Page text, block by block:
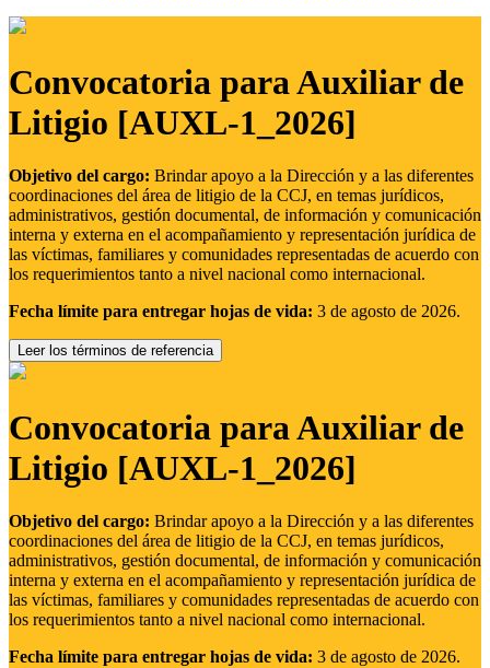
Convocatoria para Auxiliar de
Litigio [AUXL-1_2026]
Objetivo del cargo: Brindar apoyo a la Dirección y a las diferentes
coordinaciones del área de litigio de la CCJ, en temas jurídicos,
administrativos, gestión documental, de información y comunicación
interna y externa en el acompañamiento y representación jurídica de
las víctimas, familiares y comunidades representadas de acuerdo con
los requerimientos tanto a nivel nacional como internacional.
Fecha límite para entregar hojas de vida: 3 de agosto de 2026.
Leer los términos de referencia
Convocatoria para Auxiliar de
Litigio [AUXL-1_2026]
Objetivo del cargo: Brindar apoyo a la Dirección y a las diferentes
coordinaciones del área de litigio de la CCJ, en temas jurídicos,
administrativos, gestión documental, de información y comunicación
interna y externa en el acompañamiento y representación jurídica de
las víctimas, familiares y comunidades representadas de acuerdo con
los requerimientos tanto a nivel nacional como internacional.
Fecha límite para entregar hojas de vida: 3 de agosto de 2026.